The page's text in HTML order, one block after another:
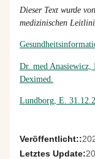
Dieser Text wurde
medizinischen
Dr. med Anasiewicz,
Deximed.
Lundborg, E.
Veröffentlicht::
Letztes Update: